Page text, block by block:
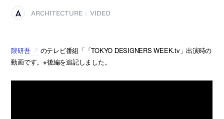
ARCHITECTURE VIDEO
隈研吾
のテレビ番組「「TOKYO DESIGNERS WEEK.tv」出演時の
動画です。※後編を追記しました。